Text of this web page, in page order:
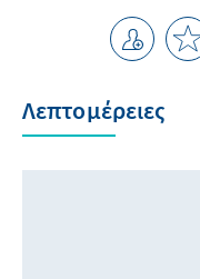
Λεπτομέρειες